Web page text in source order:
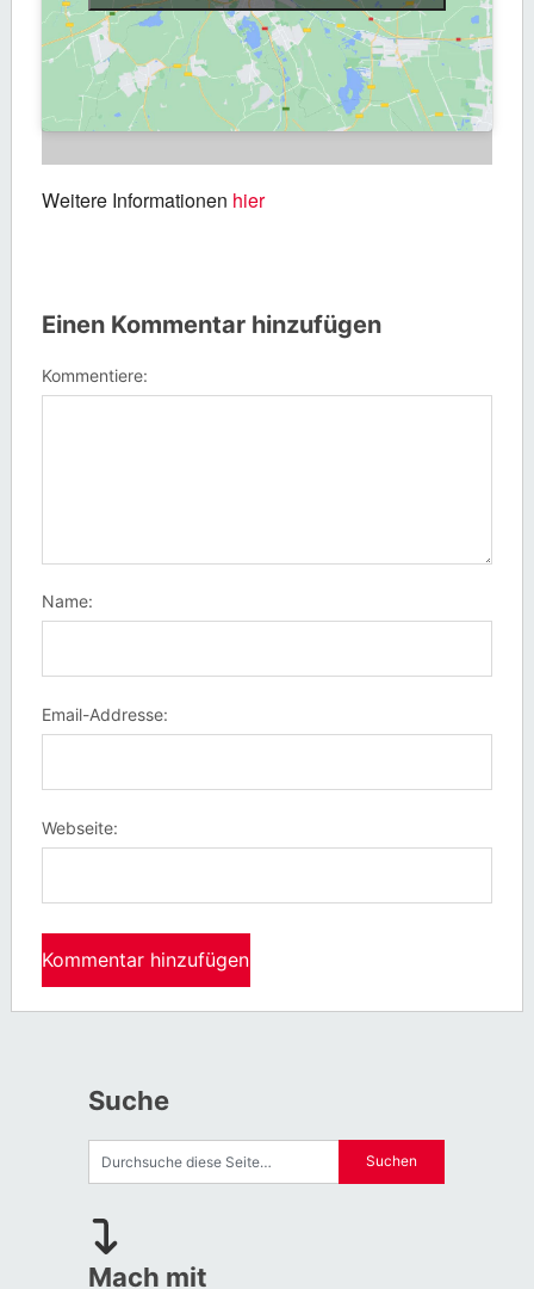
Weitere Informationen hier
Einen Kommentar hinzufügen
Kommentiere:
Name:
Email-Addresse:
Webseite:
Suche
Mach mit